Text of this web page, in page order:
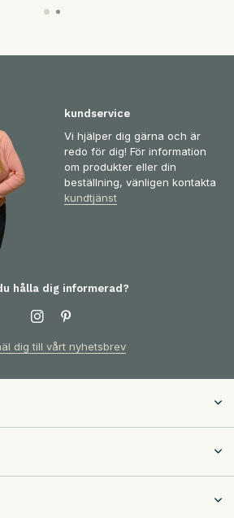
kundservice
Vi hjälper dig gärna och är
redo för dig! För information
om produkter eller din
beställning, vänligen kontakta
kundtjänst
hålla dig informerad?
dig till vårt nyhetsbrev